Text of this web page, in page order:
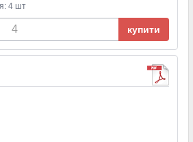
4 шт
купити